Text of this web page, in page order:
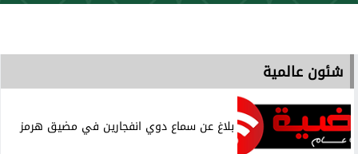
شئون عالمية
بلاغ عن سماع دوي انفجارين في مضيق هرمز